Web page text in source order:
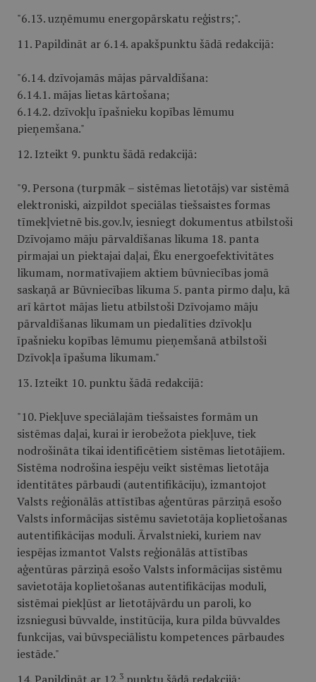
"6.13. uzņēmumu energopārskatu reģistrs;".
11. Papildināt ar 6.14. apakšpunktu šādā redakcijā:
"6.14. dzīvojamās mājas pārvaldīšana:
6.14.1. mājas lietas kārtošana;
6.14.2. dzīvokļu īpašnieku kopības lēmumu
pieņemšana."
12. Izteikt 9. punktu šādā redakcijā:
"9. Persona (turpmāk – sistēmas lietotājs) var sistēmā
elektroniski, aizpildot speciālas tiešsaistes formas
tīmekļvietnē bis.gov.lv, iesniegt dokumentus atbilstoši
Dzīvojamo māju pārvaldīšanas likuma 18. panta
pirmajai un piektajai daļai, Ēku energoefektivitātes
likumam, normatīvajiem aktiem būvniecības jomā
saskaņā ar Būvniecības likuma 5. panta pirmo daļu, kā
arī kārtot mājas lietu atbilstoši Dzīvojamo māju
pārvaldīšanas likumam un piedalīties dzīvokļu
īpašnieku kopības lēmumu pieņemšanā atbilstoši
Dzīvokļa īpašuma likumam."
13. Izteikt 10. punktu šādā redakcijā:
"10. Piekļuve speciālajām tiešsaistes formām un
sistēmas daļai, kurai ir ierobežota piekļuve, tiek
nodrošināta tikai identificētiem sistēmas lietotājiem.
Sistēma nodrošina iespēju veikt sistēmas lietotāja
identitātes pārbaudi (autentifikāciju), izmantojot
Valsts reģionālās attīstības aģentūras pārziņā esošo
Valsts informācijas sistēmu savietotāja koplietošanas
autentifikācijas moduli. Ārvalstnieki, kuriem nav
iespējas izmantot Valsts reģionālās attīstības
aģentūras pārziņā esošo Valsts informācijas sistēmu
savietotāja koplietošanas autentifikācijas moduli,
sistēmai piekļūst ar lietotājvārdu un paroli, ko
izsniegusi būvvalde, institūcija, kura pilda būvvaldes
funkcijas, vai būvspeciālistu kompetences pārbaudes
iestāde."
3